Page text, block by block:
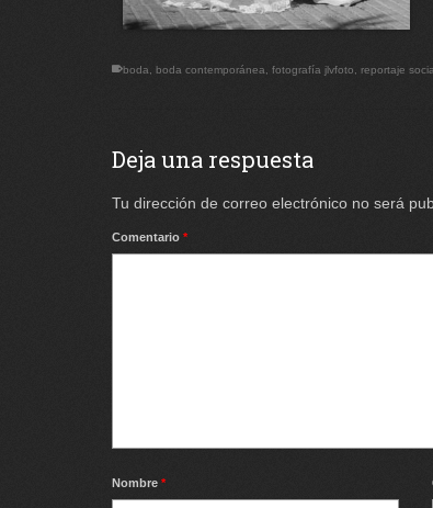
boda, boda contemporánea, fotografía jlvfoto, reportaje
Deja una respuesta
Tu dirección de correo electrónico no será
Comentario *
Nombre *